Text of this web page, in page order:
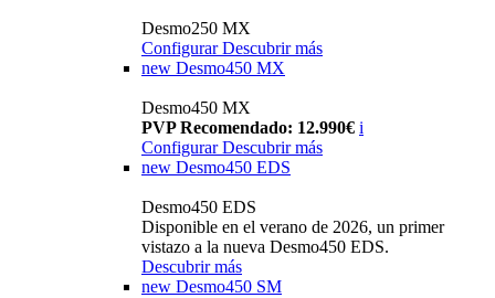
Desmo250 MX
Configurar Descubrir más
new Desmo450 MX
Desmo450 MX
PVP Recomendado: 12.990€ i
Configurar Descubrir más
new Desmo450 EDS
Desmo450 EDS
Disponible en el verano de 2026, un primer
vistazo a la nueva Desmo450 EDS.
Descubrir más
new Desmo450 SM